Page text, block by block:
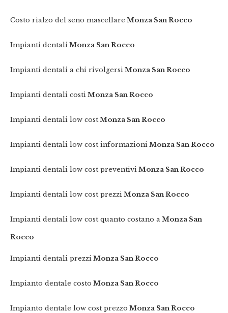
Costo rialzo del seno mascellare Monza San Rocco
Impianti dentali Monza San Rocco
Impianti dentali a chi rivolgersi Monza San Rocco
Impianti dentali costi Monza San Rocco
Impianti dentali low cost Monza San Rocco
Impianti dentali low cost informazioni Monza San Rocco
Impianti dentali low cost preventivi Monza San Rocco
Impianti dentali low cost prezzi Monza San Rocco
Impianti dentali low cost quanto costano a Monza San
Rocco
Impianti dentali prezzi Monza San Rocco
Impianto dentale costo Monza San Rocco
Impianto dentale low cost prezzo Monza San Rocco